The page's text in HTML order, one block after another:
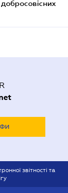
звітності та